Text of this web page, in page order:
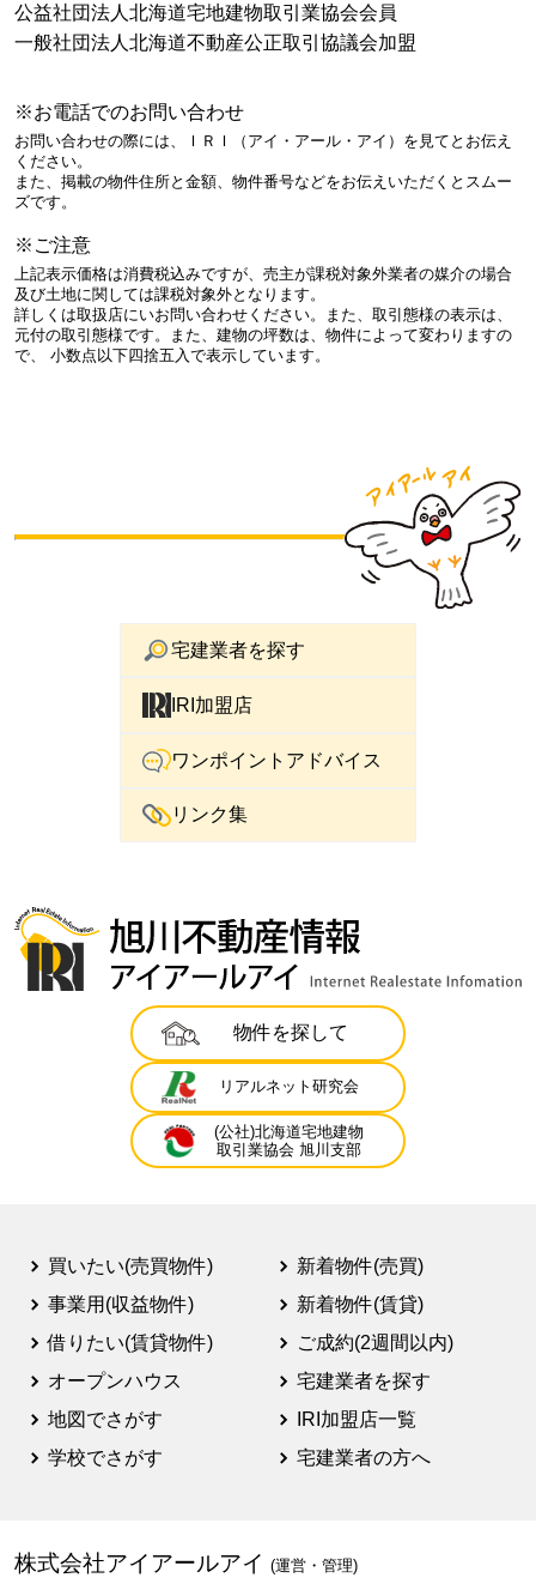
公益社団法人北海道宅地建物取引業協会会員
一般社団法人北海道不動産公正取引協議会加盟
※お電話でのお問い合わせ
お問い合わせの際には、ＩＲＩ（アイ・アール・アイ）を見てとお伝え
ください。
また、掲載の物件住所と金額、物件番号などをお伝えいただくとスムー
ズです。
※ご注意
上記表示価格は消費税込みですが、売主が課税対象外業者の媒介の場合
及び土地に関しては課税対象外となります。
詳しくは取扱店にいお問い合わせください。また、取引態様の表示は、
元付の取引態様です。また、建物の坪数は、物件によって変わりますの
で、 小数点以下四捨五入で表示しています。
宅建業者を探す
IRI加盟店
ワンポイントアドバイス
リンク集
物件を探して
リアルネット研究会
(公社)北海道宅地建物
取引業協会 旭川支部
買いたい(売買物件)
事業用(収益物件)
借りたい(賃貸物件)
オープンハウス
地図でさがす
学校でさがす
新着物件(売買)
新着物件(賃貸)
ご成約(2週間以内)
宅建業者を探す
IRI加盟店一覧
宅建業者の方へ
株式会社アイアールアイ (運営・管理)